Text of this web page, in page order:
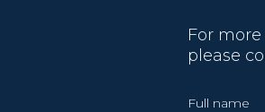
For
please
Full name